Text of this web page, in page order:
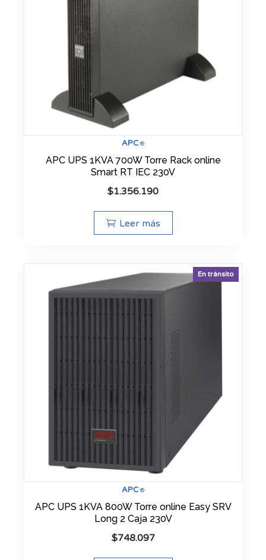
APC ®
APC UPS 1KVA 700W Torre Rack online
Smart RT IEC 230V
$1.356.190
Leer más
APC ®
En tránsito
APC UPS 1KVA 800W Torre online Easy SRV
Long 2 Caja 230V
$748.097